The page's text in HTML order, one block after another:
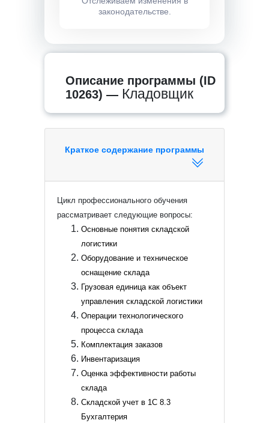
законодательстве.
Описание программы (ID
10263) — Кладовщик
Краткое содержание программы
Цикл профессионального обучения
рассматривает следующие вопросы:
Основные понятия складской
логистики
Оборудование и техническое
оснащение склада
Грузовая единица как объект
управления складской логистики
Операции технологического
процесса склада
Комплектация заказов
Инвентаризация
Оценка эффективности работы
склада
Складской учет в 1С 8.3
Бухгалтерия